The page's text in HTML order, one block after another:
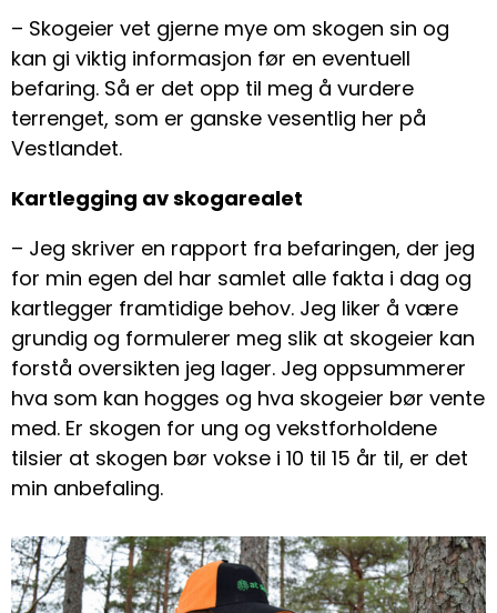
– Skogeier vet gjerne mye om skogen sin og
kan gi viktig informasjon før en eventuell
befaring. Så er det opp til meg å vurdere
terrenget, som er ganske vesentlig her på
Vestlandet.
Kartlegging av skogarealet
– Jeg skriver en rapport fra befaringen, der jeg
for min egen del har samlet alle fakta i dag og
kartlegger framtidige behov. Jeg liker å være
grundig og formulerer meg slik at skogeier kan
forstå oversikten jeg lager. Jeg oppsummerer
hva som kan hogges og hva skogeier bør vente
med. Er skogen for ung og vekstforholdene
tilsier at skogen bør vokse i 10 til 15 år til, er det
min anbefaling.